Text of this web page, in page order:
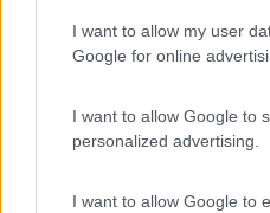
I want to allow my user
Google for online
I want to allow Google to
personalized advertising.
I want to allow Google to
(29)
7.7 Area
Area di